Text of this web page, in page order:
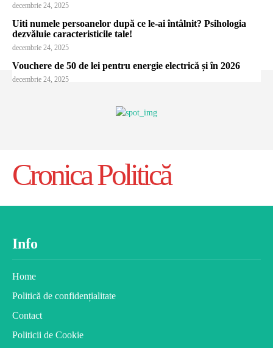
decembrie 24, 2025
Uiti numele persoanelor după ce le-ai întâlnit? Psihologia
dezvăluie caracteristicile tale!
decembrie 24, 2025
Vouchere de 50 de lei pentru energie electrică și în 2026
decembrie 24, 2025
Cronica Politică
Info
Home
Politică de confidențialitate
Contact
Politicii de Cookie